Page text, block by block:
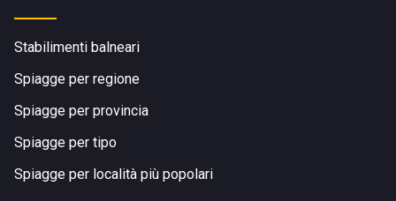
Stabilimenti balneari
Spiagge per regione
Spiagge per provincia
Spiagge per tipo
Spiagge per località più popolari